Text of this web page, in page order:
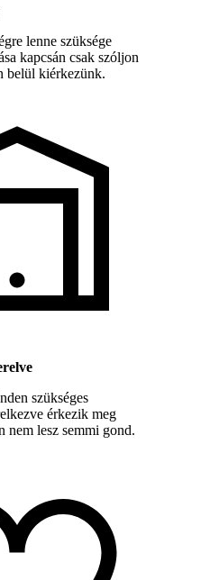
lenne szüksége
kapcsán csak szóljon
belül kiérkezünk.
szükséges
érkezik meg
nem lesz semmi gond.